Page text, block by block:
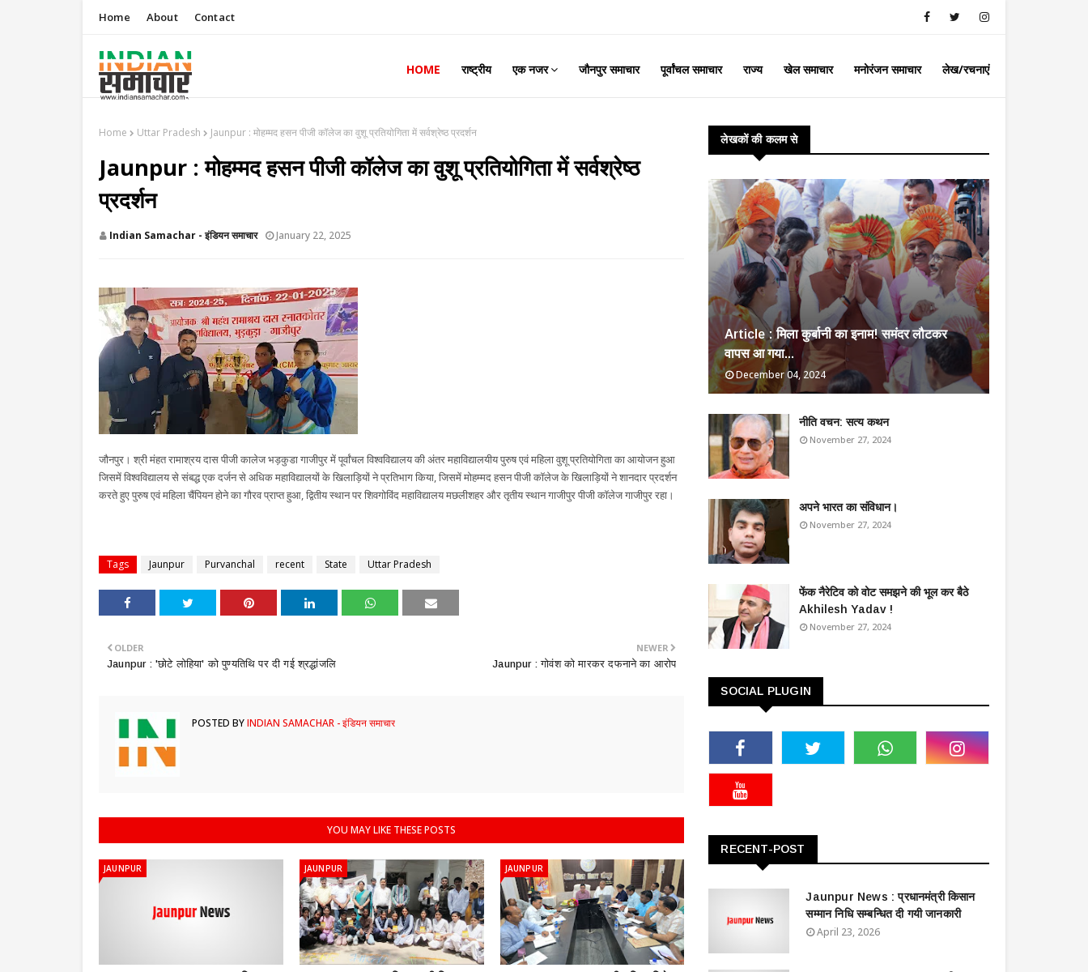
Home About Contact
HOME राष्ट्रीय एक नजर जौनपुर समाचार पूर्वांचल समाचार राज्य खेल समाचार मनोरंजन समाचार लेख/रचनाएं
Home Uttar Pradesh Jaunpur : ​मोहम्मद हसन पीजी कॉलेज का वुशू प्रतियोगिता में सर्वश्रेष्ठ प्रदर्शन
Jaunpur : ​मोहम्मद हसन पीजी कॉलेज का वुशू प्रतियोगिता में सर्वश्रेष्ठ
प्रदर्शन
Indian Samachar - इंडियन समाचार January 22, 2025
जौनपुर। श्री मंहत रामाश्रय दास पीजी कालेज भड़कुडा गाजीपुर में पूर्वांचल विश्वविद्यालय की अंतर महाविद्यालयीय पुरुष एवं महिला वुशू प्रतियोगिता का आयोजन हुआ
जिसमें विश्वविद्यालय से संबद्ध एक दर्जन से अधिक महाविद्यालयों के खिलाड़ियों ने प्रतिभाग किया, जिसमें मोहम्मद हसन पीजी कॉलेज के खिलाड़ियों ने शानदार प्रदर्शन
करते हुए पुरुष एवं महिला चैंपियन होने का गौरव प्राप्त हुआ, द्वितीय स्थान पर शिवगोविंद महाविद्यालय मछलीशहर और तृतीय स्थान गाजीपुर पीजी कॉलेज गाजीपुर रहा।
Tags Jaunpur Purvanchal recent State Uttar Pradesh
NEWER
Jaunpur : ​गोवंश को मारकर दफनाने का आरोप
OLDER
Jaunpur : ​'छोटे लोहिया' को पुण्यतिथि पर दी गई श्रद्धांजलि
POSTED BYINDIAN SAMACHAR - इंडियन समाचार
YOU MAY LIKE THESE POSTS
JAUNPUR JAUNPUR JAUNPUR
लेखकों की कलम से
Article : मिला कुर्बानी का इनाम! समंदर लौटकर
वापस आ गया...
December 04, 2024
​नीति वचन: सत्य कथन
November 27, 2024
अपने भारत का संविधान।
November 27, 2024
फेंक नैरेटिव को वोट समझने की भूल कर बैठे
Akhilesh Yadav !
November 27, 2024
SOCIAL PLUGIN
RECENT-POST
Jaunpur News : ​प्रधानमंत्री किसान
सम्मान निधि सम्बन्धित दी गयी जानकारी
April 23, 2026